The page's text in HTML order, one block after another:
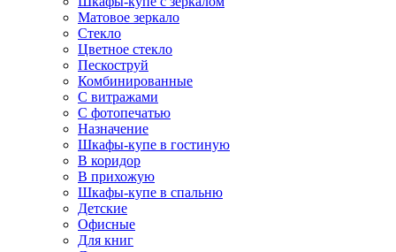
Матовое зеркало
Стекло
Цветное стекло
Пескоструй
Комбинированные
С витражами
С фотопечатью
Назначение
Шкафы-купе в гостиную
В коридор
В прихожую
Шкафы-купе в спальню
Детские
Офисные
Для книг